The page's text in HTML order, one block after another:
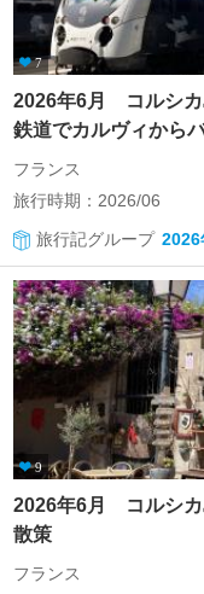
7
2026年6月 コルシ
鉄道でカルヴィから
フランス
旅行時期：2026/06
旅行記グループ
9
2026年6月 コルシ
散策
フランス